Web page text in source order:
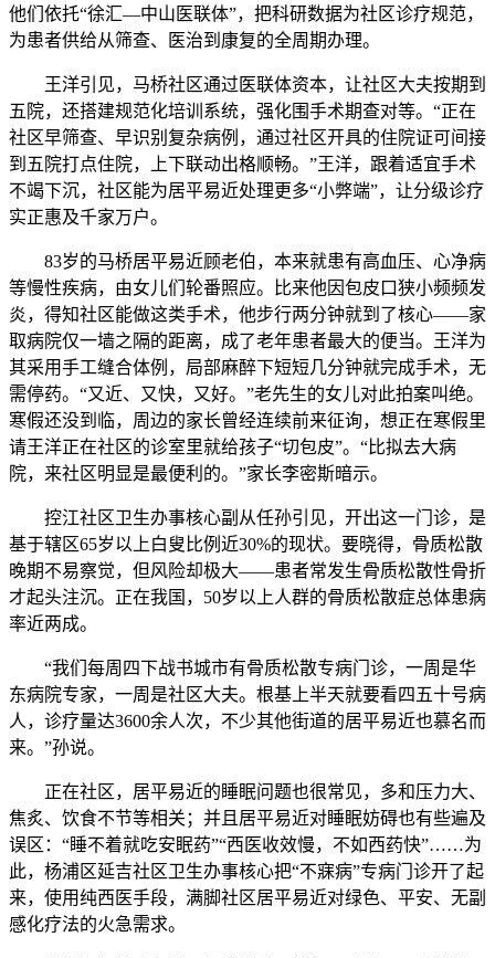
他们依托“徐汇—中山医联体”，把科研数据为社区诊疗规范，
为患者供给从筛查、医治到康复的全周期办理。
王洋引见，马桥社区通过医联体资本，让社区大夫按期到
五院，还搭建规范化培训系统，强化围手术期查对等。“正在
社区早筛查、早识别复杂病例，通过社区开具的住院证可间接
到五院打点住院，上下联动出格顺畅。”王洋，跟着适宜手术
不竭下沉，社区能为居平易近处理更多“小弊端”，让分级诊疗
实正惠及千家万户。
83岁的马桥居平易近顾老伯，本来就患有高血压、心净病
等慢性疾病，由女儿们轮番照应。比来他因包皮口狭小频频发
炎，得知社区能做这类手术，他步行两分钟就到了核心——家
取病院仅一墙之隔的距离，成了老年患者最大的便当。王洋为
其采用手工缝合体例，局部麻醉下短短几分钟就完成手术，无
需停药。“又近、又快，又好。”老先生的女儿对此拍案叫绝。
寒假还没到临，周边的家长曾经连续前来征询，想正在寒假里
请王洋正在社区的诊室里就给孩子“切包皮”。“比拟去大病
院，来社区明显是最便利的。”家长李密斯暗示。
控江社区卫生办事核心副从任孙引见，开出这一门诊，是
基于辖区65岁以上白叟比例近30%的现状。要晓得，骨质松散
晚期不易察觉，但风险却极大——患者常发生骨质松散性骨折
才起头注沉。正在我国，50岁以上人群的骨质松散症总体患病
率近两成。
“我们每周四下战书城市有骨质松散专病门诊，一周是华
东病院专家，一周是社区大夫。根基上半天就要看四五十号病
人，诊疗量达3600余人次，不少其他街道的居平易近也慕名而
来。”孙说。
正在社区，居平易近的睡眠问题也很常见，多和压力大、
焦炙、饮食不节等相关；并且居平易近对睡眠妨碍也有些遍及
误区：“睡不着就吃安眠药”“西医收效慢，不如西药快”……为
此，杨浦区延吉社区卫生办事核心把“不寐病”专病门诊开了起
来，使用纯西医手段，满脚社区居平易近对绿色、平安、无副
感化疗法的火急需求。